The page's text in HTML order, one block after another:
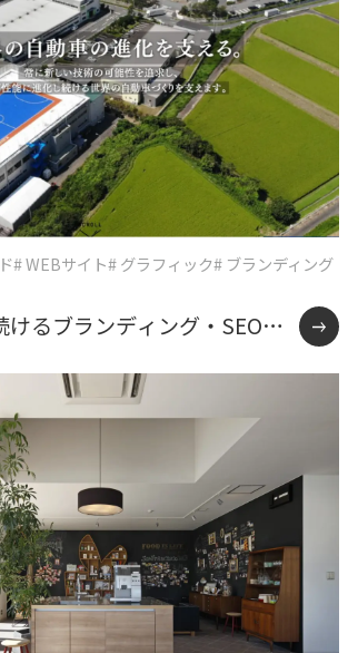
# WEBサイト# グラフィック# ブランディング
けるブランディング・SEO戦